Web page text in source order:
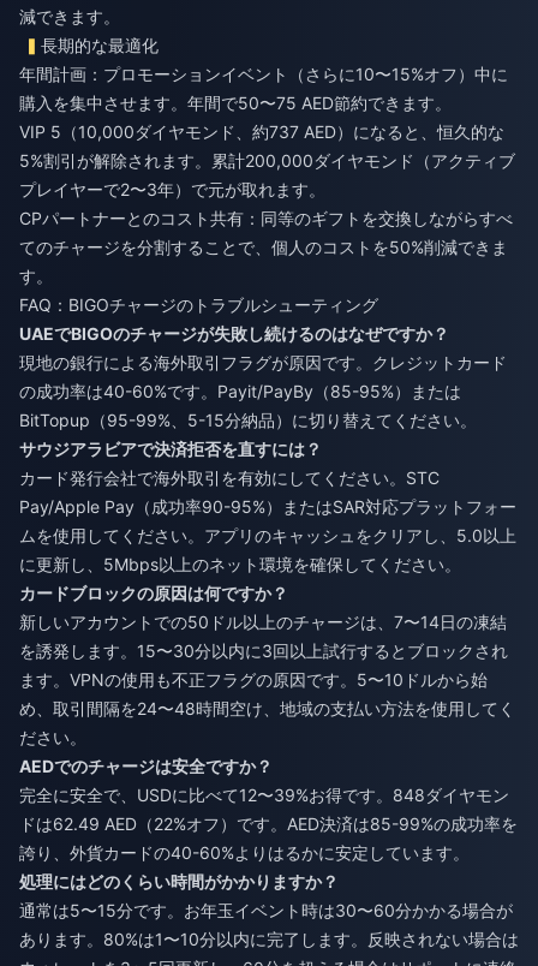
減できます。
長期的な最適化
年間計画：プロモーションイベント（さらに10〜15%オフ）中に
購入を集中させます。年間で50〜75 AED節約できます。
VIP 5（10,000ダイヤモンド、約737 AED）になると、恒久的な
5%割引が解除されます。累計200,000ダイヤモンド（アクティブ
プレイヤーで2〜3年）で元が取れます。
CPパートナーとのコスト共有：同等のギフトを交換しながらすべ
てのチャージを分割することで、個人のコストを50%削減できま
す。
FAQ：BIGOチャージのトラブルシューティング
UAEでBIGOのチャージが失敗し続けるのはなぜですか？
現地の銀行による海外取引フラグが原因です。クレジットカード
の成功率は40-60%です。Payit/PayBy（85-95%）または
BitTopup（95-99%、5-15分納品）に切り替えてください。
サウジアラビアで決済拒否を直すには？
カード発行会社で海外取引を有効にしてください。STC
Pay/Apple Pay（成功率90-95%）またはSAR対応プラットフォー
ムを使用してください。アプリのキャッシュをクリアし、5.0以上
に更新し、5Mbps以上のネット環境を確保してください。
カードブロックの原因は何ですか？
新しいアカウントでの50ドル以上のチャージは、7〜14日の凍結
を誘発します。15〜30分以内に3回以上試行するとブロックされ
ます。VPNの使用も不正フラグの原因です。5〜10ドルから始
め、取引間隔を24〜48時間空け、地域の支払い方法を使用してく
ださい。
AEDでのチャージは安全ですか？
完全に安全で、USDに比べて12〜39%お得です。848ダイヤモン
ドは62.49 AED（22%オフ）です。AED決済は85-99%の成功率を
誇り、外貨カードの40-60%よりはるかに安定しています。
処理にはどのくらい時間がかかりますか？
通常は5〜15分です。お年玉イベント時は30〜60分かかる場合が
あります。80%は1〜10分以内に完了します。反映されない場合は